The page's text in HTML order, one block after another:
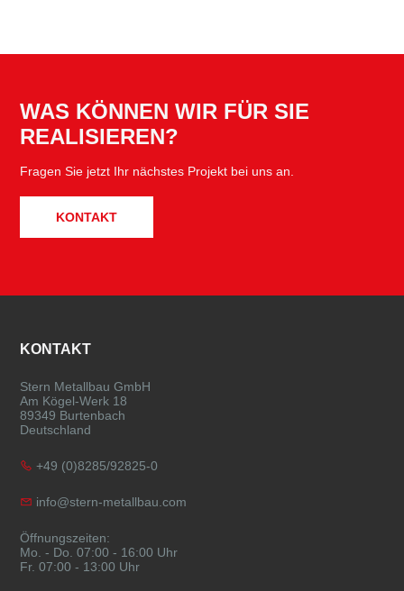
WAS KÖNNEN WIR FÜR SIE
REALISIEREN?
Fragen Sie jetzt Ihr nächstes Projekt bei uns an.
KONTAKT
FOOTER
KONTAKT
Stern Metallbau GmbH
Am Kögel-Werk 18
89349 Burtenbach
Deutschland
+49 (0)8285/92825-0
info@stern-metallbau.com
Öffnungszeiten:
Mo. - Do. 07:00 - 16:00 Uhr
Fr. 07:00 - 13:00 Uhr